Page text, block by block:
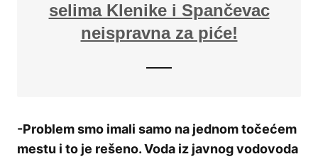
selima Klenike i Spančevac
neispravna za piće!
-Problem smo imali samo na jednom točećem
mestu i to je rešeno. Voda iz javnog vodovoda